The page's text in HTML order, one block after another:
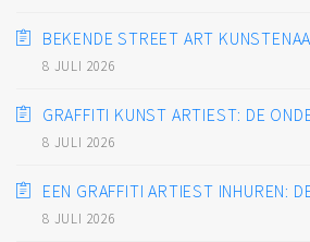
BEKENDE STREET ART
8 JULI 2026
GRAFFITI KUNST ARTIEST: DE
8 JULI 2026
EEN GRAFFITI ARTIEST INHUREN:
8 JULI 2026